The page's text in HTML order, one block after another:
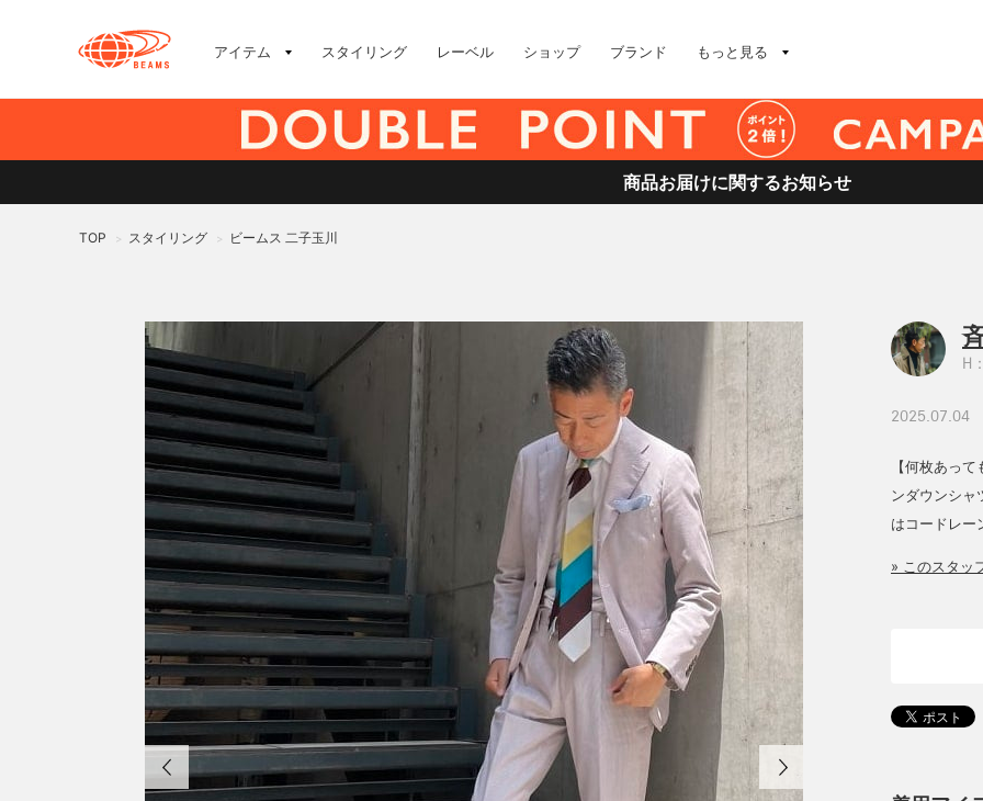
アイテム スタイリング レーベル ショップ ブランド もっと見る
商品お届けに関するお知らせ
TOP > スタイリング > ビームス 二子玉川
H
2025.07.04
【何枚あっ
ンダウンシャ
はコードレー
» このスタッ